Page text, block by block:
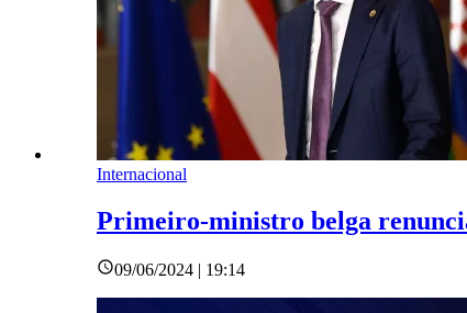
Internacional
Primeiro-ministro belga
09/06/2024 | 19:14